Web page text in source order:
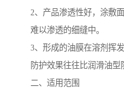
2、产品渗透性好，涂敷
难以渗透的细缝中。
3、形成的油膜在溶剂挥
防护效果往往比润滑油型
二、适用范围